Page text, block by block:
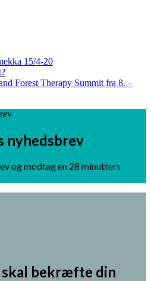
15/4-20
Forest Therapy Summit fra 8. –
nyhedsbrev
og modtag en 28 minutters
skal bekræfte din